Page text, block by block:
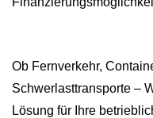
Ob Fernverkehr,
Schwerlasttransporte –
Lösung für Ihre